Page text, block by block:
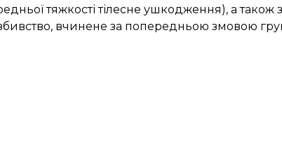
тяжкості тілесне ушкодження), а також
вбивство, вчинене за попередньою змовою